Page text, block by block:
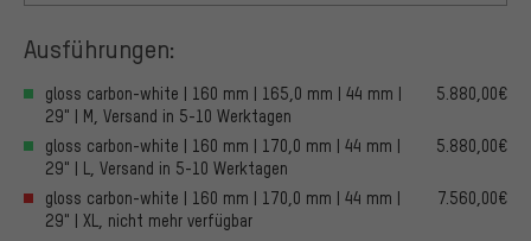
Ausführungen:
gloss carbon-white | 160 mm | 165,0 mm | 44 mm |
29" | M, Versand in 5-10 Werktagen
5.880,00€
gloss carbon-white | 160 mm | 170,0 mm | 44 mm |
29" | L, Versand in 5-10 Werktagen
5.880,00€
gloss carbon-white | 160 mm | 170,0 mm | 44 mm |
29" | XL, nicht mehr verfügbar
7.560,00€